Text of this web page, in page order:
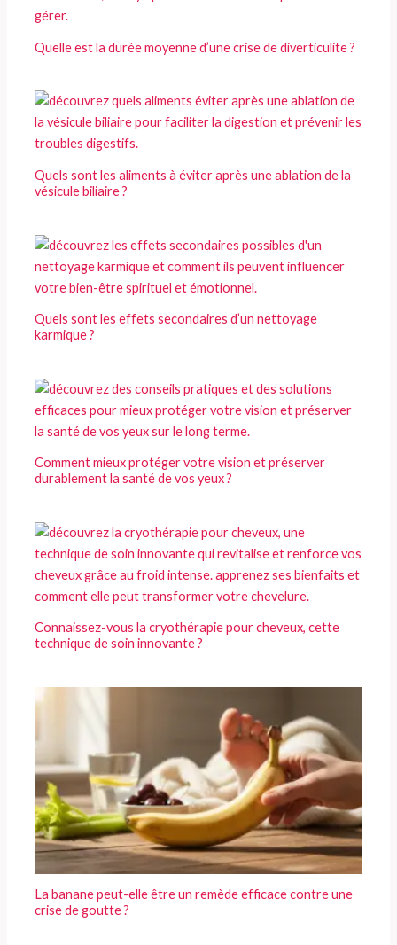
Quelle est la durée moyenne d’une crise de diverticulite ?
Quels sont les aliments à éviter après une ablation de la
vésicule biliaire ?
Quels sont les effets secondaires d’un nettoyage
karmique ?
Comment mieux protéger votre vision et préserver
durablement la santé de vos yeux ?
Connaissez-vous la cryothérapie pour cheveux, cette
technique de soin innovante ?
La banane peut-elle être un remède efficace contre une
crise de goutte ?